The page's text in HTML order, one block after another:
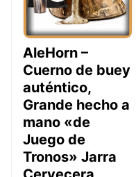
AleHorn –
Cuerno de buey
auténtico,
Grande hecho a
mano «de
Juego de
Tronos» Jarra